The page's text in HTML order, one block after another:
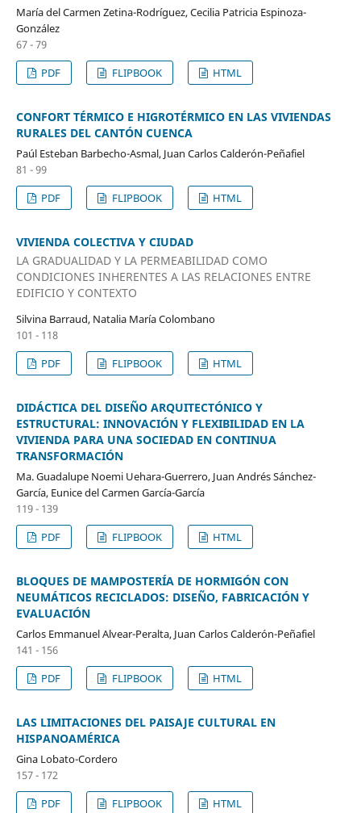
María del Carmen Zetina-Rodríguez, Cecilia Patricia Espinoza-
González
67 - 79
PDF
FLIPBOOK HTML
CONFORT TÉRMICO E HIGROTÉRMICO EN LAS VIVIENDAS
RURALES DEL CANTÓN CUENCA
Paúl Esteban Barbecho-Asmal, Juan Carlos Calderón-Peñafiel
81 - 99
PDF
FLIPBOOK HTML
VIVIENDA COLECTIVA Y CIUDAD
LA GRADUALIDAD Y LA PERMEABILIDAD COMO
CONDICIONES INHERENTES A LAS RELACIONES ENTRE
EDIFICIO Y CONTEXTO
Silvina Barraud, Natalia María Colombano
101 - 118
PDF
FLIPBOOK HTML
DIDÁCTICA DEL DISEÑO ARQUITECTÓNICO Y
ESTRUCTURAL: INNOVACIÓN Y FLEXIBILIDAD EN LA
VIVIENDA PARA UNA SOCIEDAD EN CONTINUA
TRANSFORMACIÓN
Ma. Guadalupe Noemi Uehara-Guerrero, Juan Andrés Sánchez-
García, Eunice del Carmen García-García
119 - 139
PDF
FLIPBOOK HTML
BLOQUES DE MAMPOSTERÍA DE HORMIGÓN CON
NEUMÁTICOS RECICLADOS: DISEÑO, FABRICACIÓN Y
EVALUACIÓN
Carlos Emmanuel Alvear-Peralta, Juan Carlos Calderón-Peñafiel
141 - 156
PDF
FLIPBOOK HTML
LAS LIMITACIONES DEL PAISAJE CULTURAL EN
HISPANOAMÉRICA
Gina Lobato-Cordero
157 - 172
PDF
FLIPBOOK HTML